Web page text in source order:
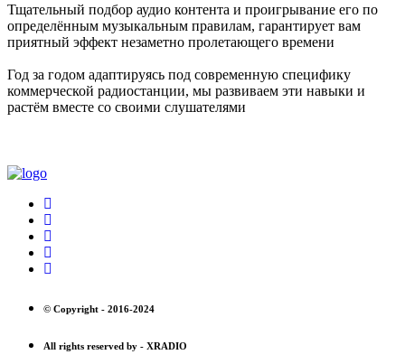
Тщательный подбор аудио контента и проигрывание его по
определённым музыкальным правилам, гарантирует вам
приятный эффект незаметно пролетающего времени
Год за годом адаптируясь под современную специфику
коммерческой радиостанции, мы развиваем эти навыки и
растём вместе со своими слушателями
© Copyright - 2016-2024
All rights reserved by - XRADIO